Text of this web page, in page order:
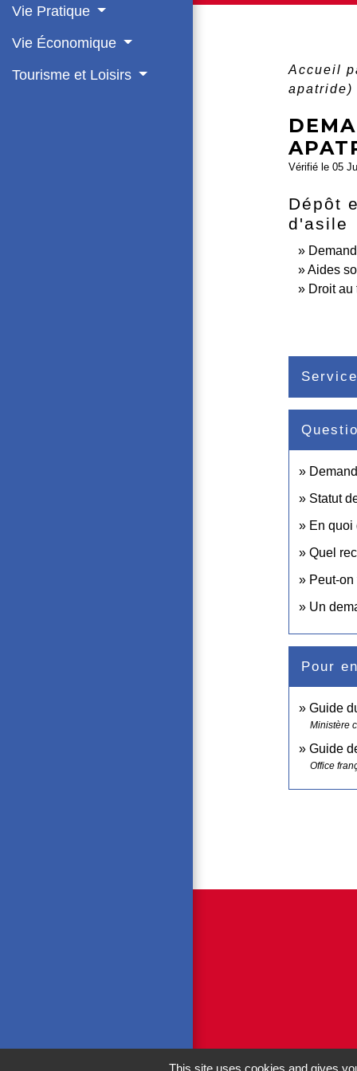
Vie Pratique
Vie Économique
Tourisme et Loisirs Accueil
apatride)
Vérifié le 05
Dépôt
d'asile
Aides
Droit au
Statut
En quoi
Quel
Peut-
Un
Pour
Guide
Ministère
Guide
Office
This site uses cookies and gives